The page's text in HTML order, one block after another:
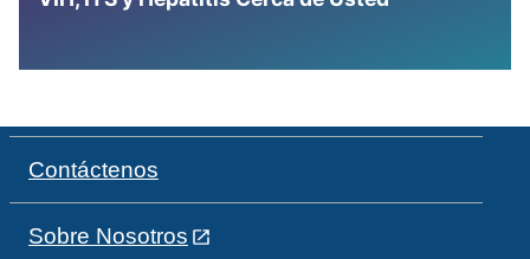
Contáctenos
Sobre Nosotros